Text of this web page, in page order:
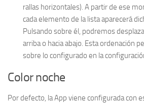
rallas horizontales). A partir de ese
cada elemento de la lista aparecerá
Pulsando sobre él, podremos
arriba o hacia abajo. Esta ordenación
sobre lo configurado en la
Color noche
Por defecto, la App viene configurada con